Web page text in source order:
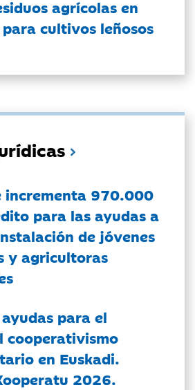
agrícolas en
cultivos leñosos
incrementa 970.000
para las ayudas a
de jóvenes
y agricultoras
para el
cooperativismo
en Euskadi.
2026.